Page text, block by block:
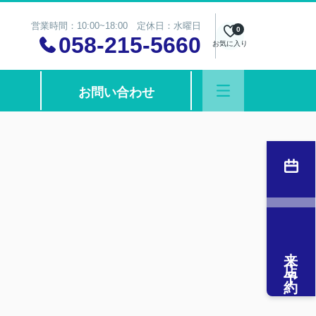
営業時間：10:00~18:00 定休日：水曜日
058-215-5660 お気に入り
0
お問い合わせ
来店予約